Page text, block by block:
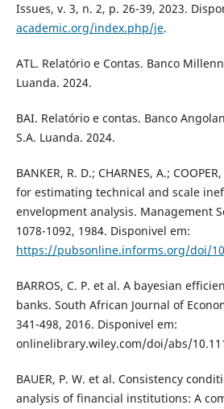
Issues, v. 3, n. 2, p. 26-39, 2023.
academic.org/index.php/je.
ATL. Relatório e Contas. Banco
Luanda. 2024.
BAI. Relatório e contas. Banco
S.A. Luanda. 2024.
BANKER, R. D.; CHARNES, A.;
for estimating technical and scale
envelopment analysis. Management
1078-1092, 1984. Disponivel em:
https://pubsonline.informs.org/doi/
BARROS, C. P. et al. A bayesian
banks. South African Journal of
341-498, 2016. Disponivel em:
onlinelibrary.wiley.com/doi/abs/
BAUER, P. W. et al. Consistency
analysis of financial institutions: A